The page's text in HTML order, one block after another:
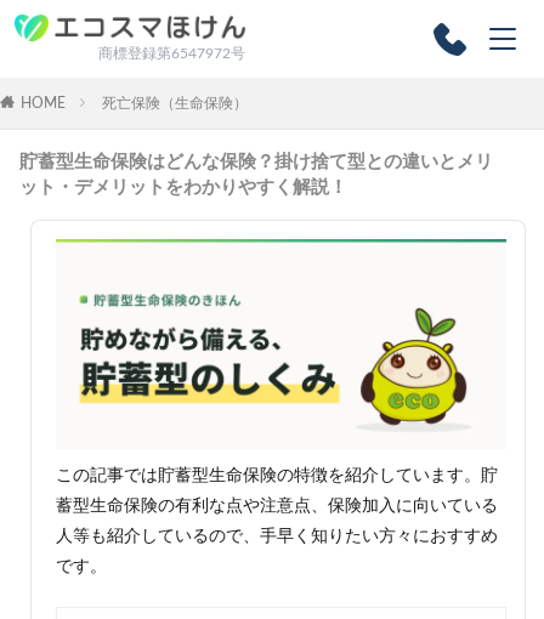
商標登録第6547972号
HOME 死亡保険（生命保険）
貯蓄型生命保険はどんな保険？掛け捨て型との違いとメリ
ット・デメリットをわかりやすく解説！
この記事では貯蓄型生命保険の特徴を紹介しています。貯
蓄型生命保険の有利な点や注意点、保険加入に向いている
人等も紹介しているので、手早く知りたい方々におすすめ
です。